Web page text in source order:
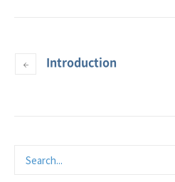
Introduction